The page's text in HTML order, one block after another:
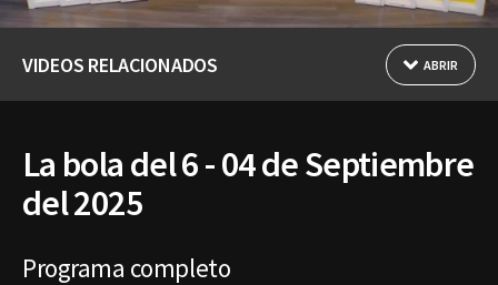
VIDEOS RELACIONADOS ABRIR
La bola del 6 - 04 de Septiembre
del 2025
Programa completo